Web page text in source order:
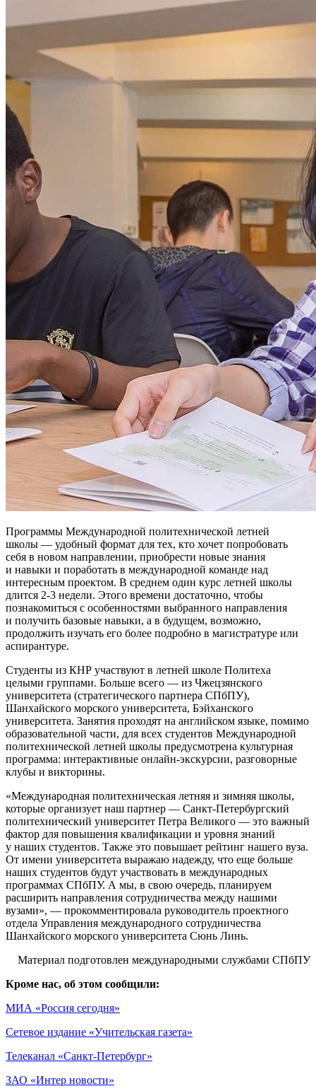
Программы Международной политехнической летней
школы — удобный формат для тех, кто хочет попробовать
себя в новом направлении, приобрести новые знания
и навыки и поработать в международной команде над
интересным проектом. В среднем один курс летней школы
длится 2-3 недели. Этого времени достаточно, чтобы
познакомиться с особенностями выбранного направления
и получить базовые навыки, а в будущем, возможно,
продолжить изучать его более подробно в магистратуре или
аспирантуре.
Студенты из КНР участвуют в летней школе Политеха
целыми группами. Больше всего — из Чжецзянского
университета (стратегического партнера СПбПУ),
Шанхайского морского университета, Бэйханского
университета. Занятия проходят на английском языке, помимо
образовательной части, для всех студентов Международной
политехнической летней школы предусмотрена культурная
программа: интерактивные онлайн-экскурсии, разговорные
клубы и викторины.
Международная политехническая летняя и зимняя школы,
которые организует наш партнер — Санкт-Петербургский
политехнический университет Петра Великого — это важный
фактор для повышения квалификации и уровня знаний
у наших студентов. Также это повышает рейтинг нашего вуза.
От имени университета выражаю надежду, что еще больше
наших студентов будут участвовать в международных
программах СПбПУ. А мы, в свою очередь, планируем
расширить направления сотрудничества между нашими
вузами , — прокомментировала руководитель проектного
отдела Управления международного сотрудничества
Шанхайского морского университета Сюнь Линь.
Материал подготовлен международными службами СПбПУ
Кроме нас, об этом сообщили:
МИА «Россия сегодня»
Сетевое издание «Учительская газета»
Телеканал «Санкт-Петербург»
ЗАО «Интер новости»